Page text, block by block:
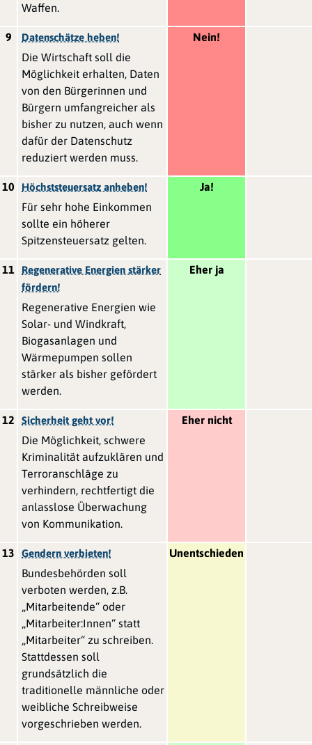
Waffen.
9 Datenschätze heben!
Die Wirtschaft soll die
Möglichkeit erhalten, Daten
von den Bürgerinnen und
Bürgern umfangreicher als
bisher zu nutzen, auch wenn
dafür der Datenschutz
reduziert werden muss.
Nein!
10 Höchststeuersatz anheben!
Für sehr hohe Einkommen
sollte ein höherer
Spitzensteuersatz gelten.
Ja!
11
Regenerative Energien stärker
fördern!
Regenerative Energien wie
Solar- und Windkraft,
Biogasanlagen und
Wärmepumpen sollen
stärker als bisher gefördert
werden.
Eher ja
12 Sicherheit geht vor!
Die Möglichkeit, schwere
Kriminalität aufzuklären und
Terroranschläge zu
verhindern, rechtfertigt die
anlasslose Überwachung
von Kommunikation.
Eher nicht
13 Gendern verbieten!
Bundesbehörden soll
verboten werden, z.B.
„Mitarbeitende“ oder
„Mitarbeiter:Innen“ statt
„Mitarbeiter“ zu schreiben.
Stattdessen soll
grundsätzlich die
traditionelle männliche oder
weibliche Schreibweise
vorgeschrieben werden.
Unentschieden